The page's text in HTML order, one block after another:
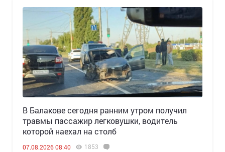
В Балакове сегодня ранним утром получил
травмы пассажир легковушки, водитель
которой наехал на столб
07.08.2026 08:40 1853